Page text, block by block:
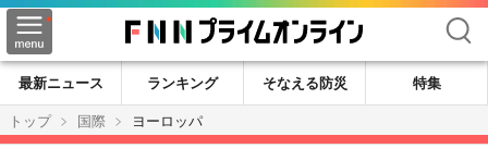
検索
最新ニュース ランキング そなえる防災
特集
トップ
国際 ヨーロッパ